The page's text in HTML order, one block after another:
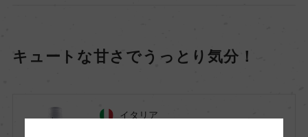
キュートな甘さでうっとり気分！
イタリア